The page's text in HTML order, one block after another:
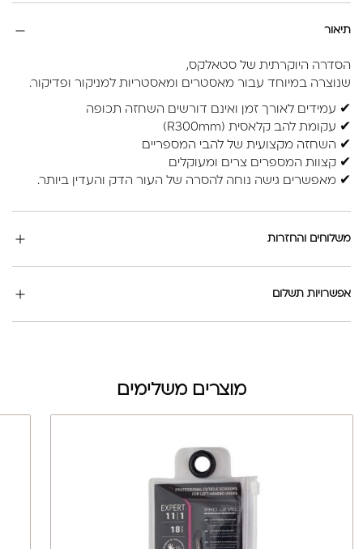
תיאור
הסדרה היוקרתית של סטאלקס,
שנוצרה במיוחד עבור מאסטרים ומאסטריות למניקור ופדיקור.
✔ עמידים לאורך זמן ואינם דורשים השחזה תכופה
✔ עקומת להב קלאסית (R300mm)
✔ השחזה מקצועית של להבי המספריים
✔ קצוות המספרים צרים ומעוקלים
✔ מאפשרים גישה נוחה להסרה של העור הדק והעדין ביותר.
משלוחים והחזרות
אפשרויות תשלום
מוצרים משלימים